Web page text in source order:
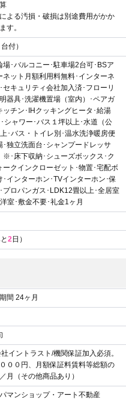
よる汚損・破損は別途費用がかか
す。
付）
場･バルコニー･駐車場2台可･BSア
ネット月額利用料無料･インターネ
セキュリティ会社加入済･フローリ
器具･洗濯機置場（室内）･ペアガ
ッチン･IHクッキングヒータ･給湯
シャワー･バス１坪以上･水道（公
･バス・トイレ別･温水洗浄暖房便
･独立洗面台･シャンプードレッサ
※･床下収納･シューズボックス･ク
ークインクローゼット･物置･宅配ボ
･インターホン･TVインターホン･保
ロパンガス･LDK12畳以上･全居室
室･敷金不要･礼金1ヶ月
2日）
間 24ヶ月
イントラスト/機関保証加入必須。
００円、月額保証料賃料等総額の
月（その他商品あり）
マンショップ・アート不動産